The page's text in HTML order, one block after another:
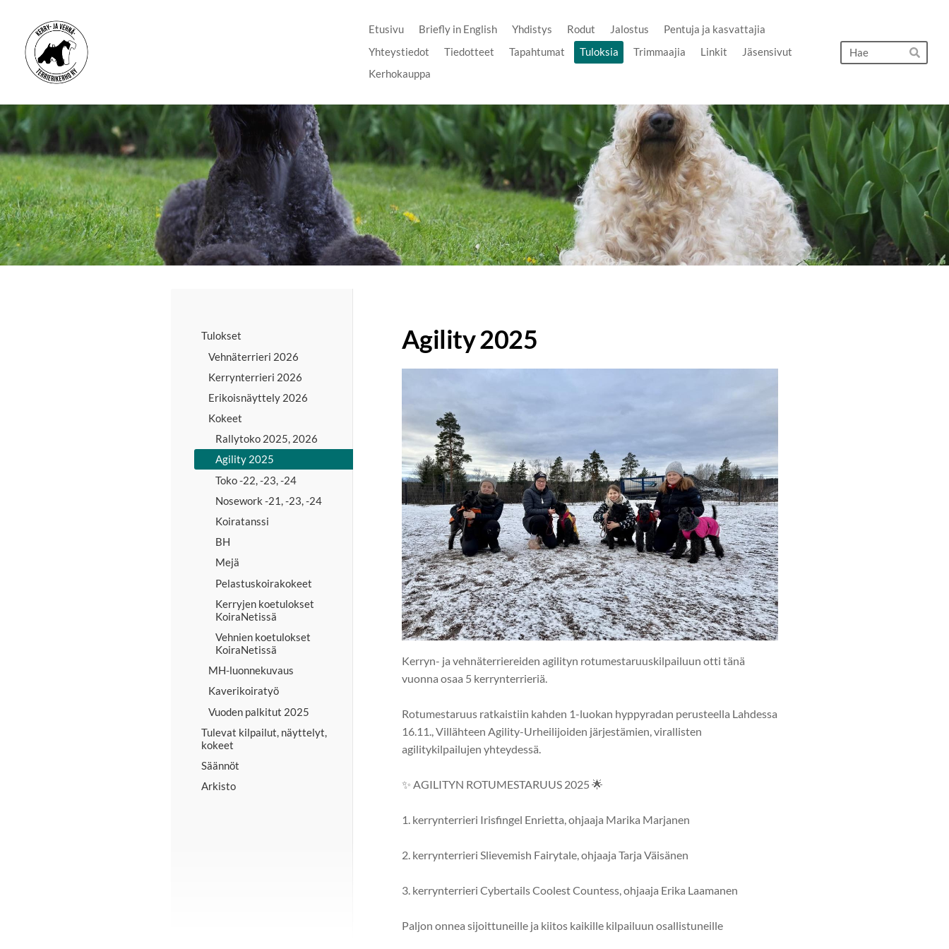
sivun
sisältöön
Kerry- ja vehnäterrierikerho
Etusivu Briefly in English Yhdistys Rodut Jalostus
Pentuja ja kasvattajia
Yhteystiedot
Tiedotteet Tapahtumat Tuloksia Trimmaajia Linkit
Jäsensivut
Kerhokauppa
Hae
Tulokset
Vehnäterrieri 2026
Kerrynterrieri 2026
Erikoisnäyttely 2026
Kokeet
Rallytoko 2025, 2026
Agility 2025
Toko -22, -23, -24
Nosework -21, -23, -24
Koiratanssi
BH
Mejä
Pelastuskoirakokeet
Kerryjen koetulokset
KoiraNetissä
Vehnien koetulokset
KoiraNetissä
MH-luonnekuvaus
Kaverikoiratyö
Vuoden palkitut 2025
Tulevat kilpailut, näyttelyt,
kokeet
Säännöt
Arkisto
Agility 2025
Kerryn- ja vehnäterriereiden agilityn rotumestaruuskilpailuun otti tänä
vuonna osaa 5 kerrynterrieriä.
Rotumestaruus ratkaistiin kahden 1-luokan hyppyradan perusteella Lahdessa
16.11., Villähteen Agility-Urheilijoiden järjestämien, virallisten
agilitykilpailujen yhteydessä.
✨ AGILITYN ROTUMESTARUUS 2025 🌟
1. kerrynterrieri Irisfingel Enrietta, ohjaaja Marika Marjanen
2. kerrynterrieri Slievemish Fairytale, ohjaaja Tarja Väisänen
3. kerrynterrieri Cybertails Coolest Countess, ohjaaja Erika Laamanen
Paljon onnea sijoittuneille ja kiitos kaikille kilpailuun osallistuneille